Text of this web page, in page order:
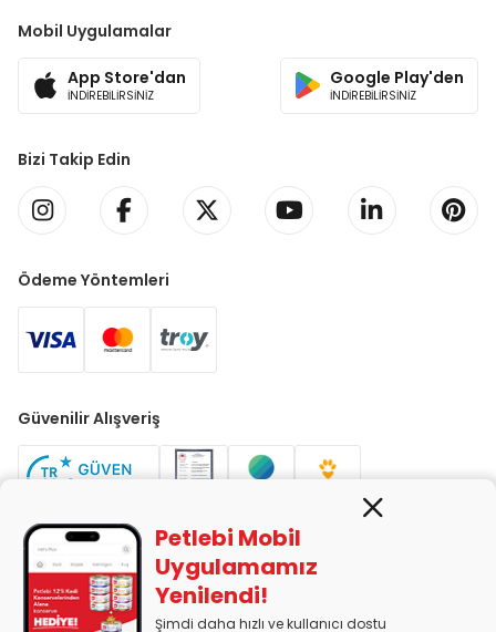
Mobil Uygulamalar
App Store'dan
İNDİREBİLİRSİNİZ
Google Play'den
İNDİREBİLİRSİNİZ
Bizi Takip Edin
Ödeme Yöntemleri
Güvenilir Alışveriş
PETLEBİ EVCİL HAYVAN ÜRÜNLERİ PAZ. SAN. TİC. LTD. ŞTİ. Alaşarköy
Mah. 1. Alaşar Cad. No: 9 Osmangazi/Bursa
Petlebi Mobil
Uygulamamız
Yenilendi!
Şimdi daha hızlı ve kullanıcı dostu